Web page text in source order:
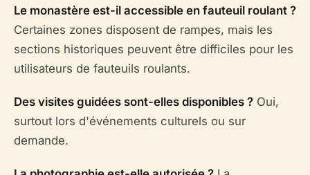
Le monastère est-il accessible en fauteuil roulant ?
Certaines zones disposent de rampes, mais les
sections historiques peuvent être difficiles pour les
utilisateurs de fauteuils roulants.
Des visites guidées sont-elles disponibles ? Oui,
surtout lors d'événements culturels ou sur
demande.